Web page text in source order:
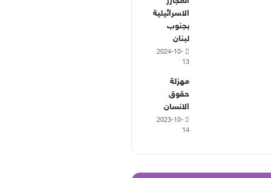
الاسرائيلية
بجنوب
لبنان
2024-10-
13
مهزلة
حقوق
الانسان
2023-10-
14